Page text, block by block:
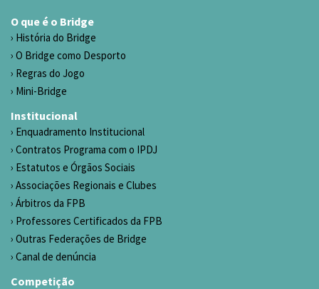
O que é o Bridge
História do Bridge
O Bridge como Desporto
Regras do Jogo
Mini-Bridge
Institucional
Enquadramento Institucional
Contratos Programa com o IPDJ
Estatutos e Órgãos Sociais
Associações Regionais e Clubes
Árbitros da FPB
Professores Certificados da FPB
Outras Federações de Bridge
Canal de denúncia
Competição